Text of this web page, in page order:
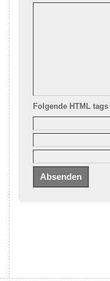
Folgende HTML tags